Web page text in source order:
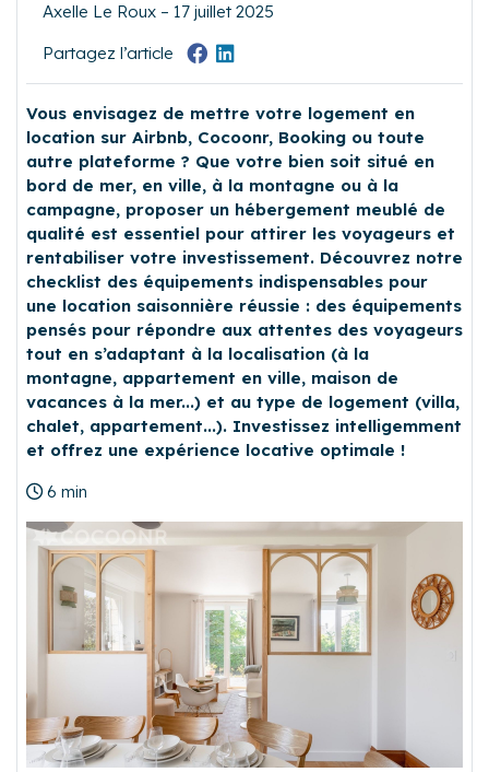
Axelle Le Roux – 17 juillet 2025
Partagez l’article
Vous envisagez de mettre votre logement en
location sur Airbnb, Cocoonr, Booking ou toute
autre plateforme ? Que votre bien soit situé en
bord de mer, en ville, à la montagne ou à la
campagne, proposer un hébergement meublé de
qualité est essentiel pour attirer les voyageurs et
rentabiliser votre investissement. Découvrez notre
checklist des équipements indispensables pour
une location saisonnière réussie : des équipements
pensés pour répondre aux attentes des voyageurs
tout en s’adaptant à la localisation (à la
montagne, appartement en ville, maison de
vacances à la mer...) et au type de logement (villa,
chalet, appartement...). Investissez intelligemment
et offrez une expérience locative optimale !
6 min